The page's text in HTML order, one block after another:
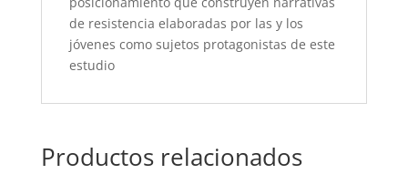
de resistencia elaboradas por las y los
jóvenes como sujetos protagonistas de este
estudio
Productos relacionados